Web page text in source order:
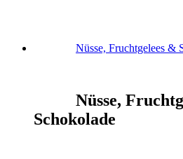
Nüsse, Fruchtgelees &
Nüsse,
Schokolade